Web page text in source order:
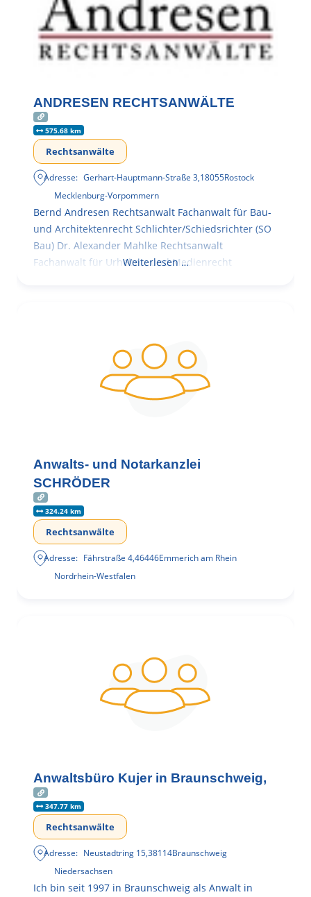
ANDRESEN RECHTSANWÄLTE
575.68 km
Rechtsanwälte
Adresse: Gerhart-Hauptmann-Straße 3,18055Rostock
Mecklenburg-Vorpommern
Bernd Andresen Rechtsanwalt Fachanwalt für Bau-
und Architektenrecht Schlichter/Schiedsrichter (SO
Bau) Dr. Alexander Mahlke Rechtsanwalt
Fachanwalt für Urheber- und Medienrecht
Weiterlesen …
Anwalts- und Notarkanzlei
SCHRÖDER
324.24 km
Rechtsanwälte
Adresse: Fährstraße 4,46446Emmerich am Rhein
Nordrhein-Westfalen
Anwaltsbüro Kujer in Braunschweig,
347.77 km
Rechtsanwälte
Adresse: Neustadtring 15,38114Braunschweig
Niedersachsen
Ich bin seit 1997 in Braunschweig als Anwalt in